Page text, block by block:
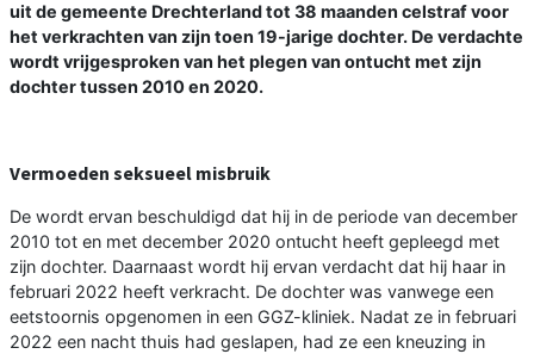
uit de gemeente Drechterland tot 38 maanden celstraf voor
het verkrachten van zijn toen 19-jarige dochter. De verdachte
wordt vrijgesproken van het plegen van ontucht met zijn
dochter tussen 2010 en 2020.
Vermoeden seksueel misbruik
De wordt ervan beschuldigd dat hij in de periode van december
2010 tot en met december 2020 ontucht heeft gepleegd met
zijn dochter. Daarnaast wordt hij ervan verdacht dat hij haar in
februari 2022 heeft verkracht. De dochter was vanwege een
eetstoornis opgenomen in een GGZ-kliniek. Nadat ze in februari
2022 een nacht thuis had geslapen, had ze een kneuzing in